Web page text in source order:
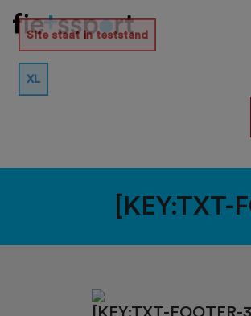
Site staat in teststand
XL
[KEY:TXT-
[KEY:TXT-FOOTER-3]